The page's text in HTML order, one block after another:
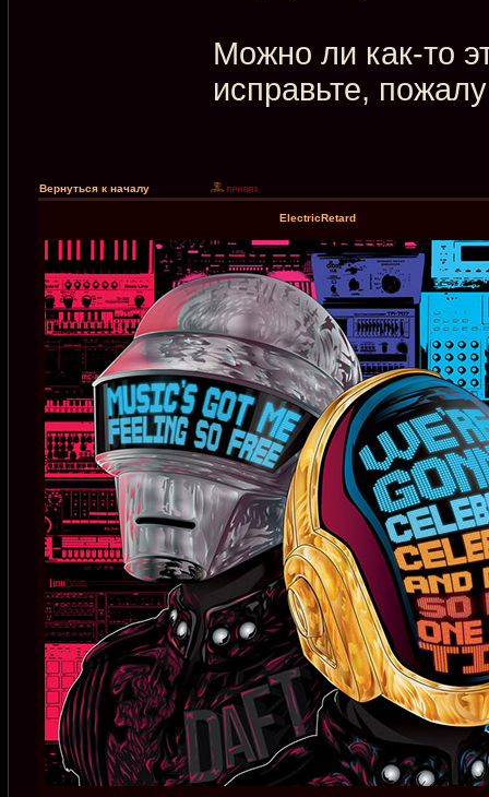
Можно ли как-то
исправьте,
Вернуться к началу
ElectricRetard